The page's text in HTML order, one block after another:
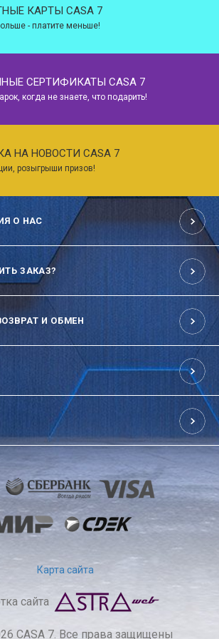
КАРТЫ CASA 7
- платите меньше!
СЕРТИФИКАТЫ CASA 7
когда не знаете, что подарить!
НА НОВОСТИ CASA 7
розыгрыши призов!
О НАС
ЗАКАЗ?
И ОБМЕН
Карта сайта
сайта
CASA 7. Все права защищены